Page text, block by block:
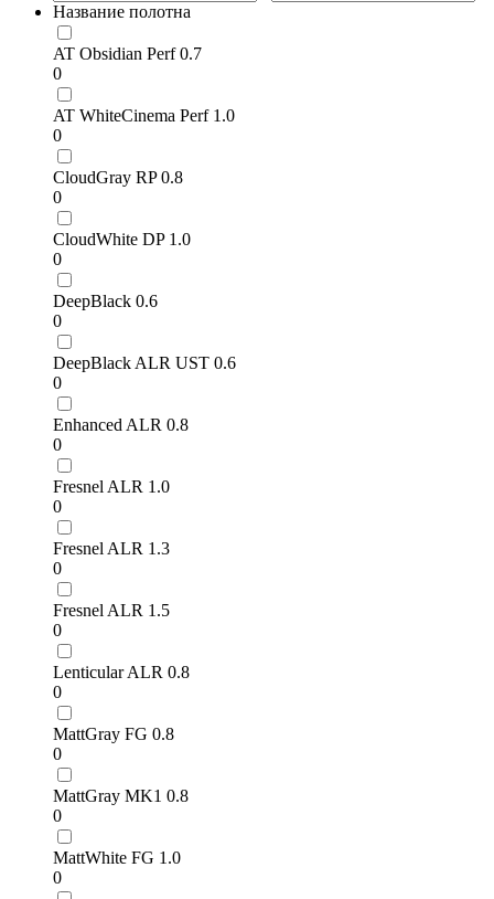
Название полотна
AT Obsidian Perf 0.7
0
AT WhiteCinema Perf 1.0
0
CloudGray RP 0.8
0
CloudWhite DP 1.0
0
DeepBlack 0.6
0
DeepBlack ALR UST 0.6
0
Enhanced ALR 0.8
0
Fresnel ALR 1.0
0
Fresnel ALR 1.3
0
Fresnel ALR 1.5
0
Lenticular ALR 0.8
0
MattGray FG 0.8
0
MattGray MK1 0.8
0
MattWhite FG 1.0
0